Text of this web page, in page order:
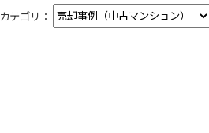
カテゴリ：